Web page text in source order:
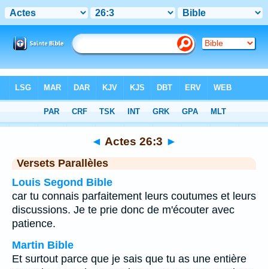
Chapitre 26> Verset 3
◄ Actes 26:3 ►
Versets Parallèles
Louis Segond Bible
car tu connais parfaitement leurs coutumes et leurs
discussions. Je te prie donc de m'écouter avec
patience.
Martin Bible
Et surtout parce que je sais que tu as une entière